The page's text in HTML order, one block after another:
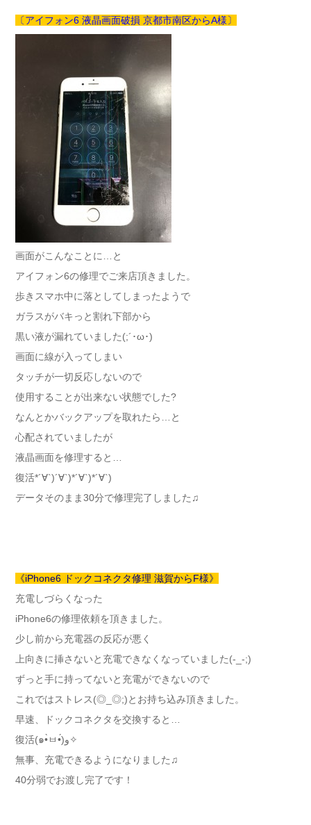
〔アイフォン6 液晶画面破損 京都市南区からA様〕
画面がこんなことに…と
アイフォン6の修理でご来店頂きました。
歩きスマホ中に落としてしまったようで
ガラスがバキっと割れ下部から
黒い液が漏れていました(;´･ω･)
画面に線が入ってしまい
タッチが一切反応しないので
使用することが出来ない状態でした?
なんとかバックアップを取れたら…と
心配されていましたが
液晶画面を修理すると…
復活*´∀`)´∀`)*´∀`)*´∀`)
データそのまま30分で修理完了しました♫
《iPhone6 ドックコネクタ修理 滋賀からF様》
充電しづらくなった
iPhone6の修理依頼を頂きました。
少し前から充電器の反応が悪く
上向きに挿さないと充電できなくなっていました(-_-;)
ずっと手に持ってないと充電ができないので
これではストレス(◎_◎;)とお持ち込み頂きました。
早速、ドックコネクタを交換すると…
復活(๑•̀ㅂ•́)و✧
無事、充電できるようになりました♫
40分弱でお渡し完了です！